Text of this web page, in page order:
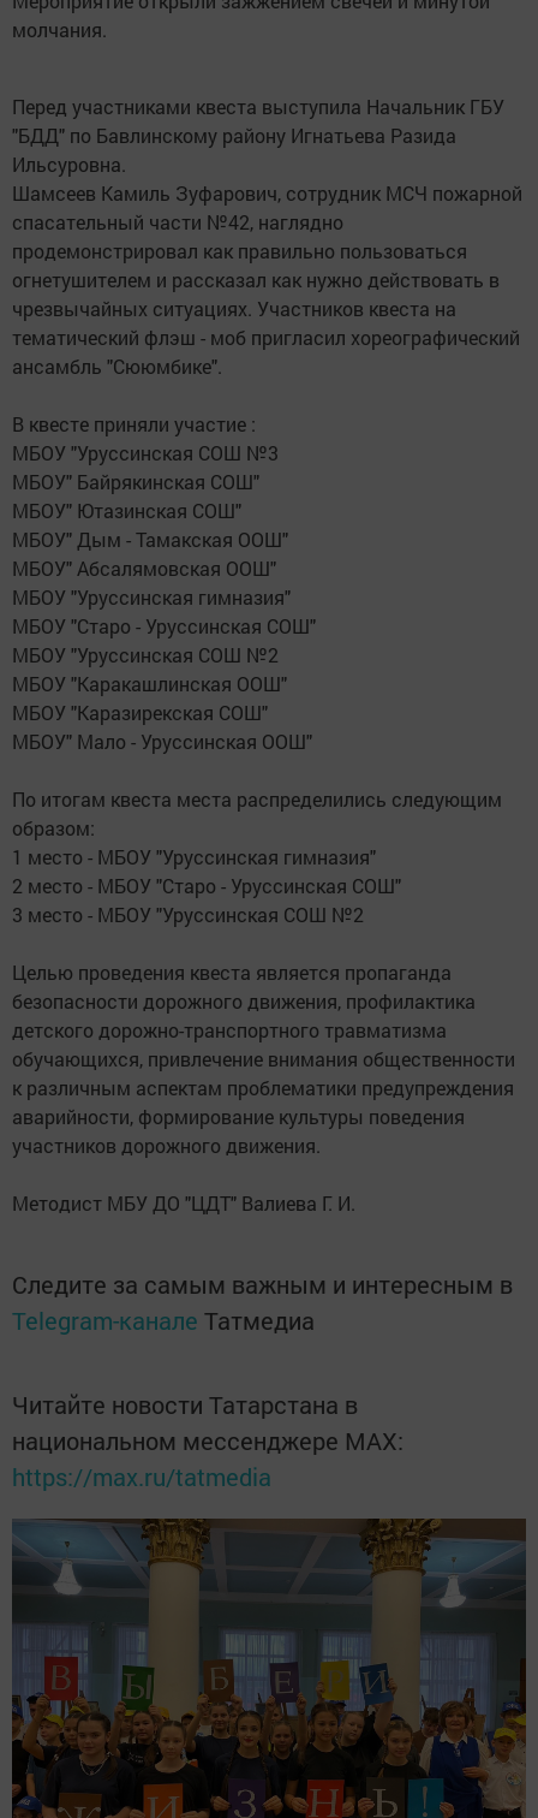
молчания.
Перед участниками квеста выступила Начальник ГБУ
"БДД" по Бавлинскому району Игнатьева Разида
Ильсуровна.
Шамсеев Камиль Зуфарович, сотрудник МСЧ пожарной
спасательный части №42, наглядно
продемонстрировал как правильно пользоваться
огнетушителем и рассказал как нужно действовать в
чрезвычайных ситуациях. Участников квеста на
тематический флэш - моб пригласил хореографический
ансамбль "Сююмбике".
В квесте приняли участие :
МБОУ "Уруссинская СОШ №3
МБОУ" Байрякинская СОШ"
МБОУ" Ютазинская СОШ"
МБОУ" Дым - Тамакская ООШ"
МБОУ" Абсалямовская ООШ"
МБОУ "Уруссинская гимназия"
МБОУ "Старо - Уруссинская СОШ"
МБОУ "Уруссинская СОШ №2
МБОУ "Каракашлинская ООШ"
МБОУ "Каразирекская СОШ"
МБОУ" Мало - Уруссинская ООШ"
По итогам квеста места распределились следующим
образом:
1 место - МБОУ "Уруссинская гимназия"
2 место - МБОУ "Старо - Уруссинская СОШ"
3 место - МБОУ "Уруссинская СОШ №2
Целью проведения квеста является пропаганда
безопасности дорожного движения, профилактика
детского дорожно-транспортного травматизма
обучающихся, привлечение внимания общественности
к различным аспектам проблематики предупреждения
аварийности, формирование культуры поведения
участников дорожного движения.
Методист МБУ ДО "ЦДТ" Валиева Г. И.
Следите за самым важным и интересным в
Telegram-канале Татмедиа
Читайте новости Татарстана в
национальном мессенджере MАХ:
https://max.ru/tatmedia